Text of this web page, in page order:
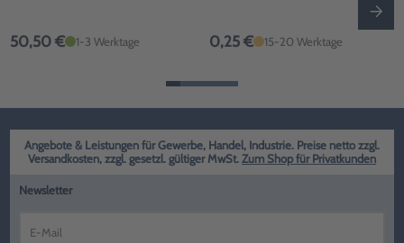
50,50 € 1-3 Werktage 0,25 € 15-20 Werktage
Angebote & Leistungen für Gewerbe, Handel, Industrie. Preise netto zzgl.
Versandkosten, zzgl. gesetzl. gültiger MwSt. Zum Shop für Privatkunden
Newsletter